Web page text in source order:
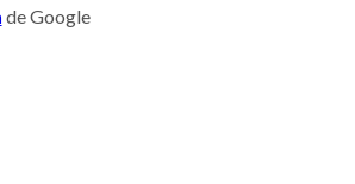
de Google